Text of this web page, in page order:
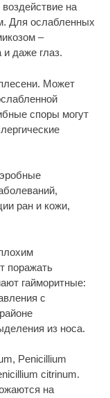
на
Для ослабленных
–
и даже глаз.
Может
споры могут
ран и кожи,
поражать
гайморитные:
с
из носа.
Penicillium
citrinum.
на